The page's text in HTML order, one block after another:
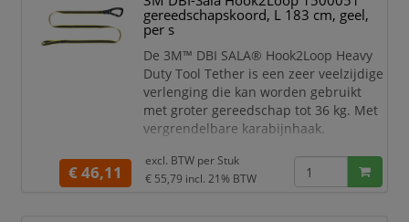
gereedschapskoord, L 183 cm, geel,
per s
De 3M™ DBI SALA® Hook2Loop Heavy
Duty Tool Tether is een zeer veelzijdige
verlenging die kan worden gebruikt
met groter gereedschap tot 36 kg. Met
vergrendelbare karabijnhaak.
€ 46,11
excl. BTW per Stuk
€ 55,79 incl. 21% BTW